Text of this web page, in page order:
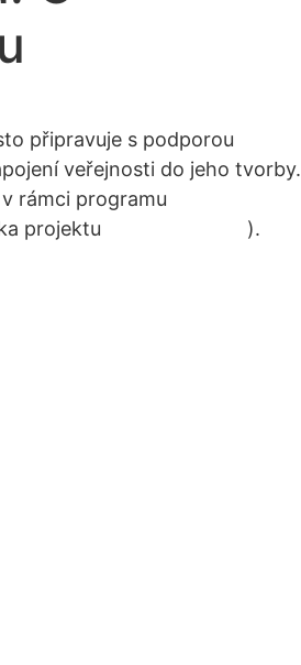
připravuje s podporou
veřejnosti do jeho tvorby.
rámci programu
projektu ).